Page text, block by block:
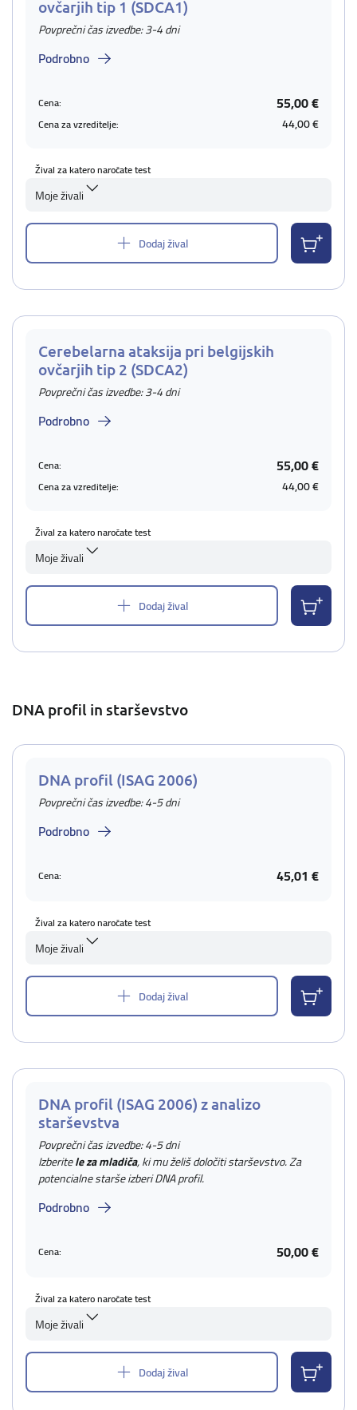
ovčarjih tip 1 (SDCA1)
Povprečni čas izvedbe: 3-4 dni
Podrobno
Cena: 55,00 €
Cena za vzreditelje: 44,00 €
Žival za katero naročate test
Moje živali
Dodaj žival
Cerebelarna ataksija pri belgijskih
ovčarjih tip 2 (SDCA2)
Povprečni čas izvedbe: 3-4 dni
Podrobno
Cena: 55,00 €
Cena za vzreditelje: 44,00 €
Žival za katero naročate test
Moje živali
Dodaj žival
DNA profil in starševstvo
DNA profil (ISAG 2006)
Povprečni čas izvedbe: 4-5 dni
Podrobno
Cena: 45,01 €
Žival za katero naročate test
Moje živali
Dodaj žival
DNA profil (ISAG 2006) z analizo
starševstva
Povprečni čas izvedbe: 4-5 dni
Izberitele za mladiča, ki mu želiš določiti starševstvo. Za
potencialne starše izberi DNA profil.
Podrobno
Cena: 50,00 €
Žival za katero naročate test
Moje živali
Dodaj žival